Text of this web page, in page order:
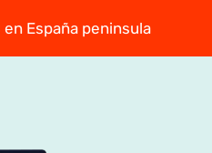
España peninsula